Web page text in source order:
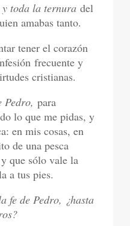
y toda la ternuradel
amabas tanto.
tener el corazón
frecuente y
cristianas.
Pedro,para
lo que me pidas, y
en mis cosas, en
de una pesca
que sólo vale la
a tus pies.
fe de Pedro, ¿hasta